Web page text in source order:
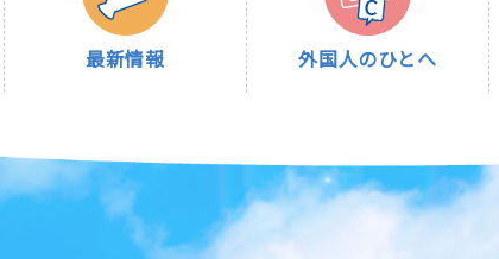
最新情報 外国人のひとへ